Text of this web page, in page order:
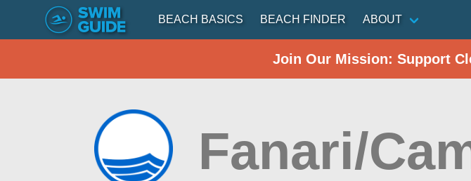
BEACH BASICS BEACH FINDER ABOUT
Join Our Mission: Support
Fanari/